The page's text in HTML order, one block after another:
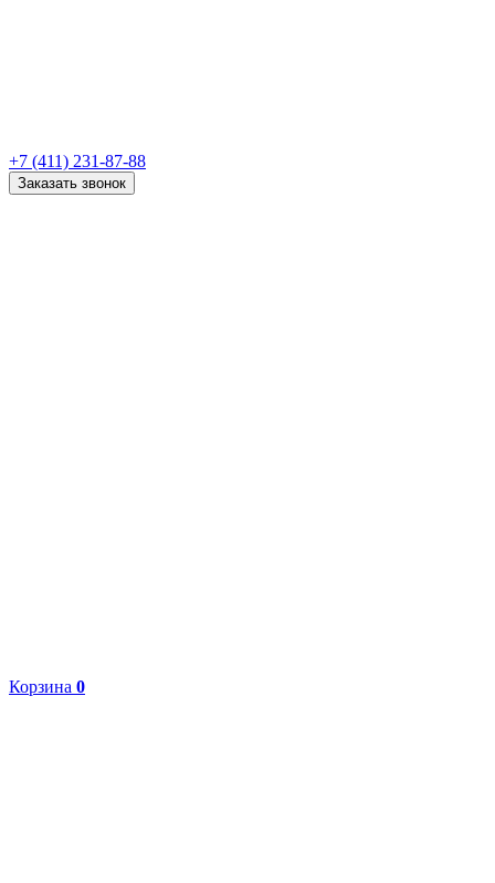
+7 (411) 231-87-88
Заказать звонок
Корзина 0